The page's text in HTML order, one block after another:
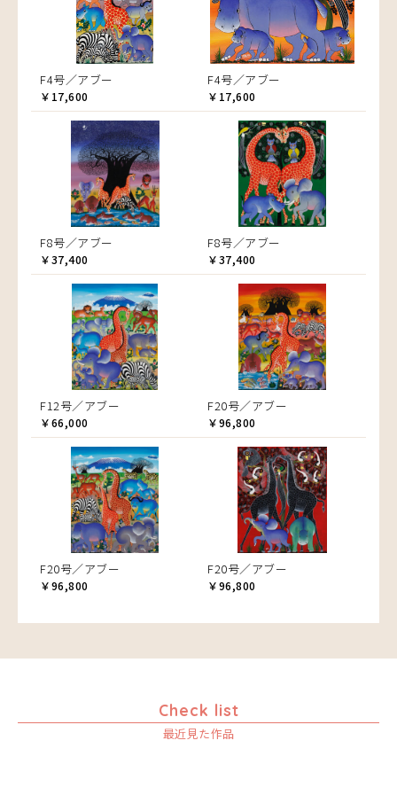
F4号／アブー
￥17,600
F4号／アブー
￥17,600
F8号／アブー
￥37,400
F8号／アブー
￥37,400
F12号／アブー
￥66,000
F20号／アブー
￥96,800
F20号／アブー
￥96,800
F20号／アブー
￥96,800
Check list
最近見た作品